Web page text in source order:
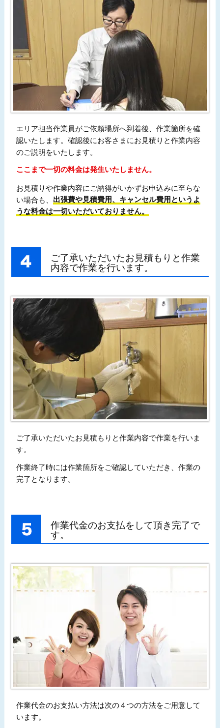
エリア担当作業員がご依頼場所へ到着後、作業箇所を確
認いたします。確認後にお客さまにお見積りと作業内容
のご説明をいたします。
ここまで一切の料金は発生いたしません。
お見積りや作業内容にご納得がいかずお申込みに至らな
い場合も、 出張費や見積費用、キャンセル費用というよ
うな料金は一切いただいておりません。
ご了承いただいたお見積もりと作業
内容で作業を行います。
ご了承いただいたお見積もりと作業内容で作業を行いま
す。
作業終了時には作業箇所をご確認していただき、作業の
完了となります。
作業代金のお支払をして頂き完了で
す。
作業代金のお支払い方法は次の４つの方法をご用意して
います。